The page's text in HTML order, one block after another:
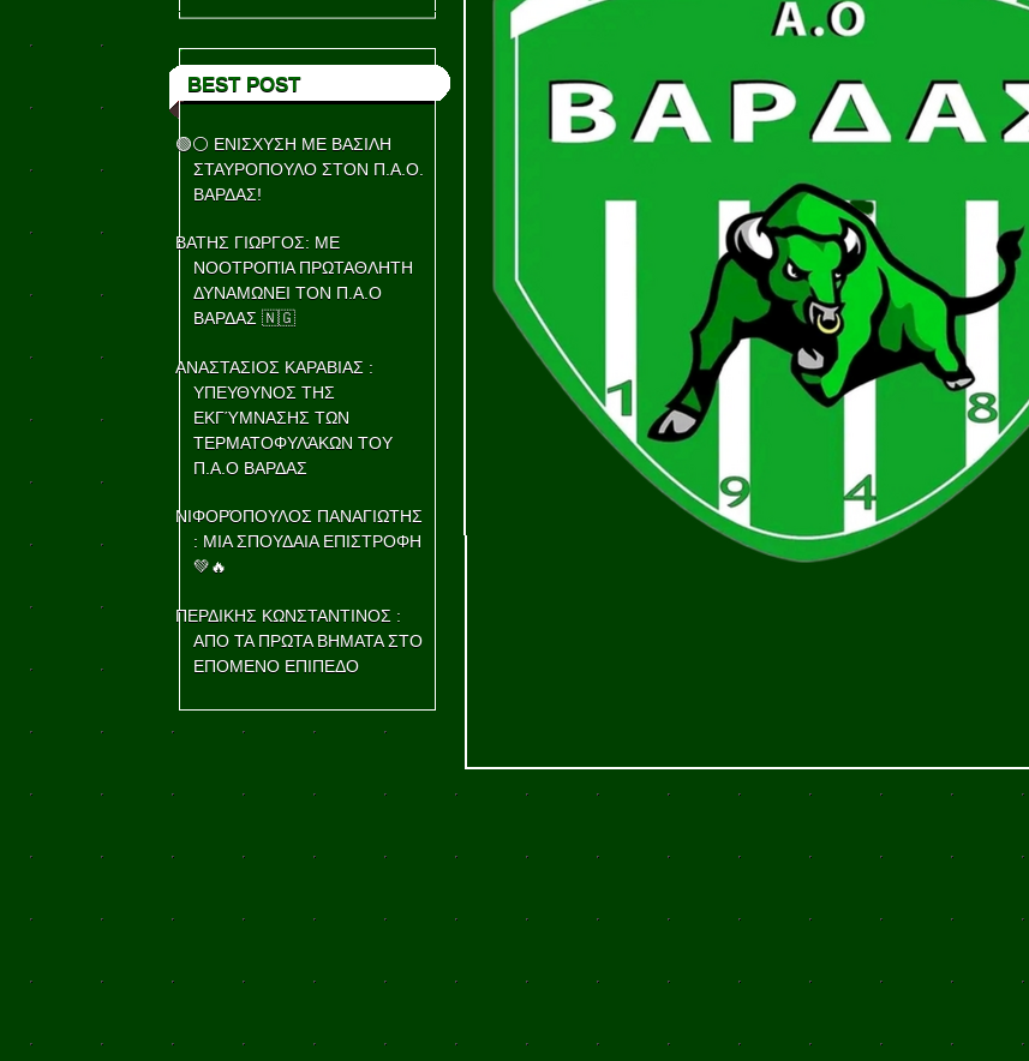
BEST POST
🟢⚪ ΕΝΙΣΧΥΣΗ ΜΕ ΒΑΣΙΛΗ
ΣΤΑΥΡΟΠΟΥΛΟ ΣΤΟΝ Π.Α.Ο.
ΒΑΡΔΑΣ!
ΒΑΤΗΣ ΓΙΩΡΓΟΣ: ΜΕ
ΝΟΟΤΡΟΠΊΑ ΠΡΩΤΑΘΛΗΤΗ
ΔΥΝΑΜΩΝΕΙ ΤΟΝ Π.Α.Ο
ΒΑΡΔΑΣ 🇳🇬
ΑΝΑΣΤΑΣΙΟΣ ΚΑΡΑΒΙΑΣ :
ΥΠΕΥΘΥΝΟΣ ΤΗΣ
ΕΚΓΎΜΝΑΣΗΣ ΤΩΝ
ΤΕΡΜΑΤΟΦΥΛΆΚΩΝ ΤΟΥ
Π.Α.Ο ΒΑΡΔΑΣ
ΝΙΦΟΡΌΠΟΥΛΟΣ ΠΑΝΑΓΙΩΤΗΣ
: ΜΙΑ ΣΠΟΥΔΑΙΑ ΕΠΙΣΤΡΟΦΗ
💚🔥
ΠΕΡΔΙΚΗΣ ΚΩΝΣΤΑΝΤΙΝΟΣ :
ΑΠΟ ΤΑ ΠΡΩΤΑ ΒΗΜΑΤΑ ΣΤΟ
ΕΠΟΜΕΝΟ ΕΠΙΠΕΔΟ